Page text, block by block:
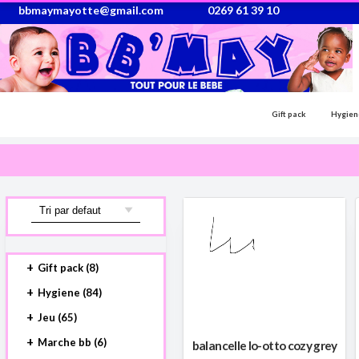
bbmaymayotte@gmail.com 0269 61 39 10
Gift pack
Gift pack (8)
Coffret cadeau (8)
Hygiene (84)
Accessoires de bain (9)
Autre (41)
Jeu (65)
Eveils (44)
Marche bb (6) balancelle lo-otto cozy grey